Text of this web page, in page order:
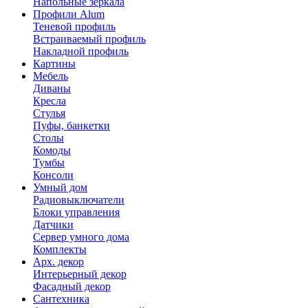
Профили Alum
Теневой профиль
Встраиваемый профиль
Накладной профиль
Картины
Мебель
Диваны
Кресла
Стулья
Пуфы, банкетки
Столы
Комоды
Тумбы
Консоли
Умный дом
Радиовыключатели
Блоки управления
Датчики
Сервер умного дома
Комплекты
Арх. декор
Интерьерный декор
Фасадный декор
Сантехника